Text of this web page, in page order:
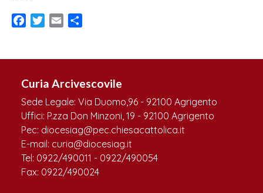
Facebook
TwitterEmail
Curia Arcivescovile
Sede Legale: Via Duomo,96 - 92100 Agrigento
Uffici: P.zza Don Minzoni, 19 - 92100 Agrigento
Pec: diocesiag@pec.chiesacattolica.it
E-mail: curia@diocesiag.it
Tel: 0922/490011 - 0922/490054
Fax: 0922/490024